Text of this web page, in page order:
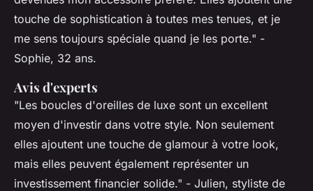
touche de sophistication à toutes mes tenues, et je
me sens toujours spéciale quand je les porte." -
Sophie, 32 ans.
Avis d'experts
"Les boucles d'oreilles de luxe sont un excellent
moyen d'investir dans votre style. Non seulement
elles ajoutent une touche de glamour à votre look,
mais elles peuvent également représenter un
investissement financier solide." - Julien, styliste de